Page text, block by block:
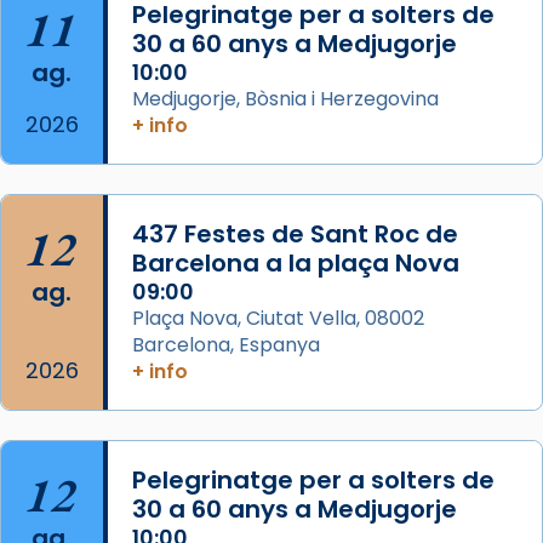
concelebrat el bisbe auxiliar de Barcelona,
Mons. David Abadías.
📸 Dr. G. Simón
Photo
View on Facebook · Share
Arquebisbat de Barcelona
2 weeks ago
Memòria de les santes Juliana i
Semproniana, verges i màrtirs.
Acompanyant la història de sant Cugat, a
partir de l’Edat Mitjana sorgeix la tradició
que les santes Juliana (“relatiu a Júlia”) i
Semproniana (“relatiu a Semprònia =
eterna”) són deixebles seves. I l’any 1667, el
frare Joan Gaspar Roig, afirma en una obra
11
ag.
2026
Pelegrinatge per a solters de
30 a 60 anys a Medjugorje
10:00
Medjugorje, Bòsnia i Herzegovina
+ info
12
ag.
2026
437 Festes de Sant Roc de
Barcelona a la plaça Nova
09:00
Plaça Nova, Ciutat Vella, 08002
Barcelona, Espanya
+ info
12
Pelegrinatge per a solters de
30 a 60 anys a Medjugorje